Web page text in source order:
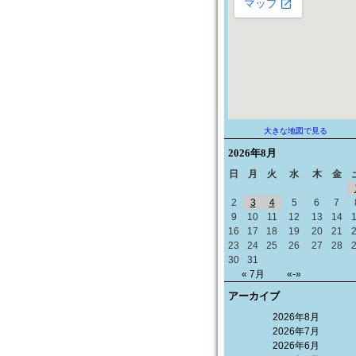
大きな地図で見る
2026年8月
日 月 火 水 木 金
« 7月 «-»
2
3 4 5 6 7
9
10 11 12 13 14
16
17 18 19 20 21
23
24 25 26 27 28
30
31
アーカイブ
2026年8月
2026年7月
2026年6月